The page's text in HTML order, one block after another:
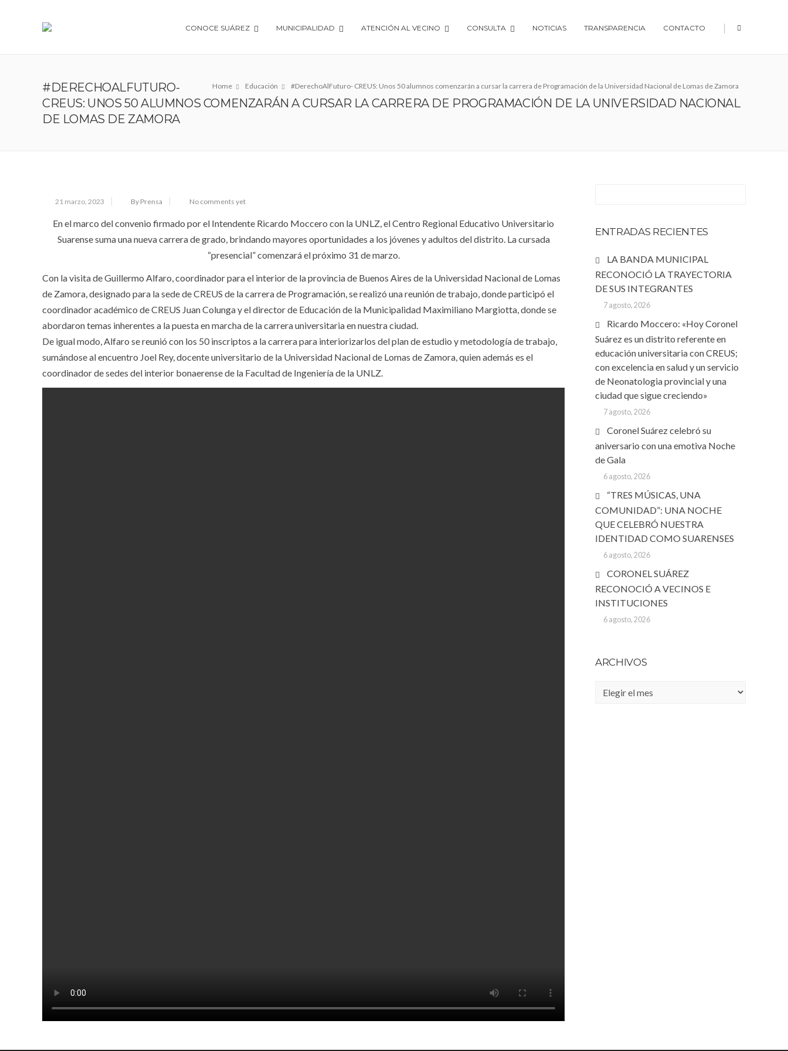
CONOCE SUÁREZ MUNICIPALIDAD ATENCIÓN AL VECINO CONSULTA NOTICIAS TRANSPARENCIA CONTACTO |
Home Educación #DerechoAlFuturo- CREUS: Unos 50 alumnos comenzarán a cursar la carrera de Programación de la Universidad Nacional de Lomas de Zamora
#DERECHOALFUTURO-
CREUS: UNOS 50 ALUMNOS COMENZARÁN A CURSAR LA CARRERA DE PROGRAMACIÓN DE LA UNIVERSIDAD NACIONAL
DE LOMAS DE ZAMORA
21 marzo, 2023 By Prensa No comments yet
En el marco del convenio firmado por el Intendente Ricardo Moccero con la UNLZ, el Centro Regional Educativo Universitario
Suarense suma una nueva carrera de grado, brindando mayores oportunidades a los jóvenes y adultos del distrito. La cursada
“presencial” comenzará el próximo 31 de marzo.
Con la visita de Guillermo Alfaro, coordinador para el interior de la provincia de Buenos Aires de la Universidad Nacional de Lomas
de Zamora, designado para la sede de CREUS de la carrera de Programación, se realizó una reunión de trabajo, donde participó el
coordinador académico de CREUS Juan Colunga y el director de Educación de la Municipalidad Maximiliano Margiotta, donde se
abordaron temas inherentes a la puesta en marcha de la carrera universitaria en nuestra ciudad.
De igual modo, Alfaro se reunió con los 50 inscriptos a la carrera para interiorizarlos del plan de estudio y metodología de trabajo,
sumándose al encuentro Joel Rey, docente universitario de la Universidad Nacional de Lomas de Zamora, quien además es el
coordinador de sedes del interior bonaerense de la Facultad de Ingeniería de la UNLZ.
ENTRADAS RECIENTES
LA BANDA MUNICIPAL
RECONOCIÓ LA TRAYECTORIA
DE SUS INTEGRANTES
7 agosto, 2026
Ricardo Moccero: «Hoy Coronel
Suárez es un distrito referente en
educación universitaria con CREUS;
con excelencia en salud y un servicio
de Neonatologia provincial y una
ciudad que sigue creciendo»
7 agosto, 2026
Coronel Suárez celebró su
aniversario con una emotiva Noche
de Gala
6 agosto, 2026
“TRES MÚSICAS, UNA
COMUNIDAD”: UNA NOCHE
QUE CELEBRÓ NUESTRA
IDENTIDAD COMO SUARENSES
6 agosto, 2026
CORONEL SUÁREZ
RECONOCIÓ A VECINOS E
INSTITUCIONES
6 agosto, 2026
ARCHIVOS
Archivos